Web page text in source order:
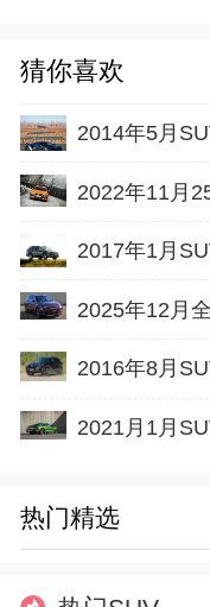
猜你喜欢
2014年5月
2022年11月
2021月1月
热门精选